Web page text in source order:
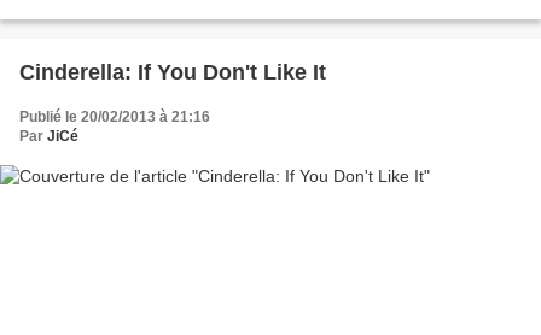
Cinderella: If You Don't Like It
Publié le 20/02/2013 à 21:16
Par JiCé